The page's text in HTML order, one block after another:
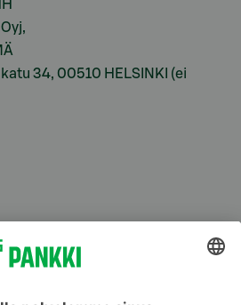
34, 00510 HELSINKI (ei